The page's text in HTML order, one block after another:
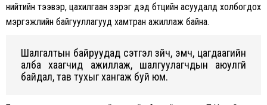
нийтийн тээвэр, цахилгаан зэрэг дэд бүтцийн асуудалд холбогдох
мэргэжлийн байгууллагууд хамтран ажиллаж байна.
Шалгалтын байруудад сэтгэл зүйч, эмч, цагдаагийн
алба хаагчид ажиллаж, шалгуулагчдын аюулгүй
байдал, тав тухыг хангаж буй юм.